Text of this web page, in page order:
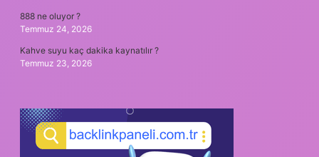
888 ne oluyor ?
Temmuz 24, 2026
Kahve suyu kaç dakika kaynatılır ?
Temmuz 23, 2026